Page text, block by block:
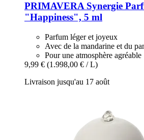
PRIMAVERASynergie
"Happiness", 5 ml
Parfum léger et joyeux
Avec de la mandarine et du
Pour une atmosphère agréable
9,99 € (1.998,00 € / L)
Livraison jusqu'au 17 août